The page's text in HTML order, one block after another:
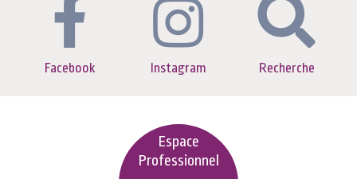
Facebook Instagram Recherche
Espace
Professionnel